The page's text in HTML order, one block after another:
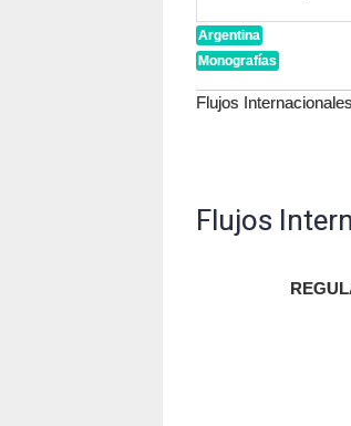
Argentina
Monografías
Flujos
Flujos